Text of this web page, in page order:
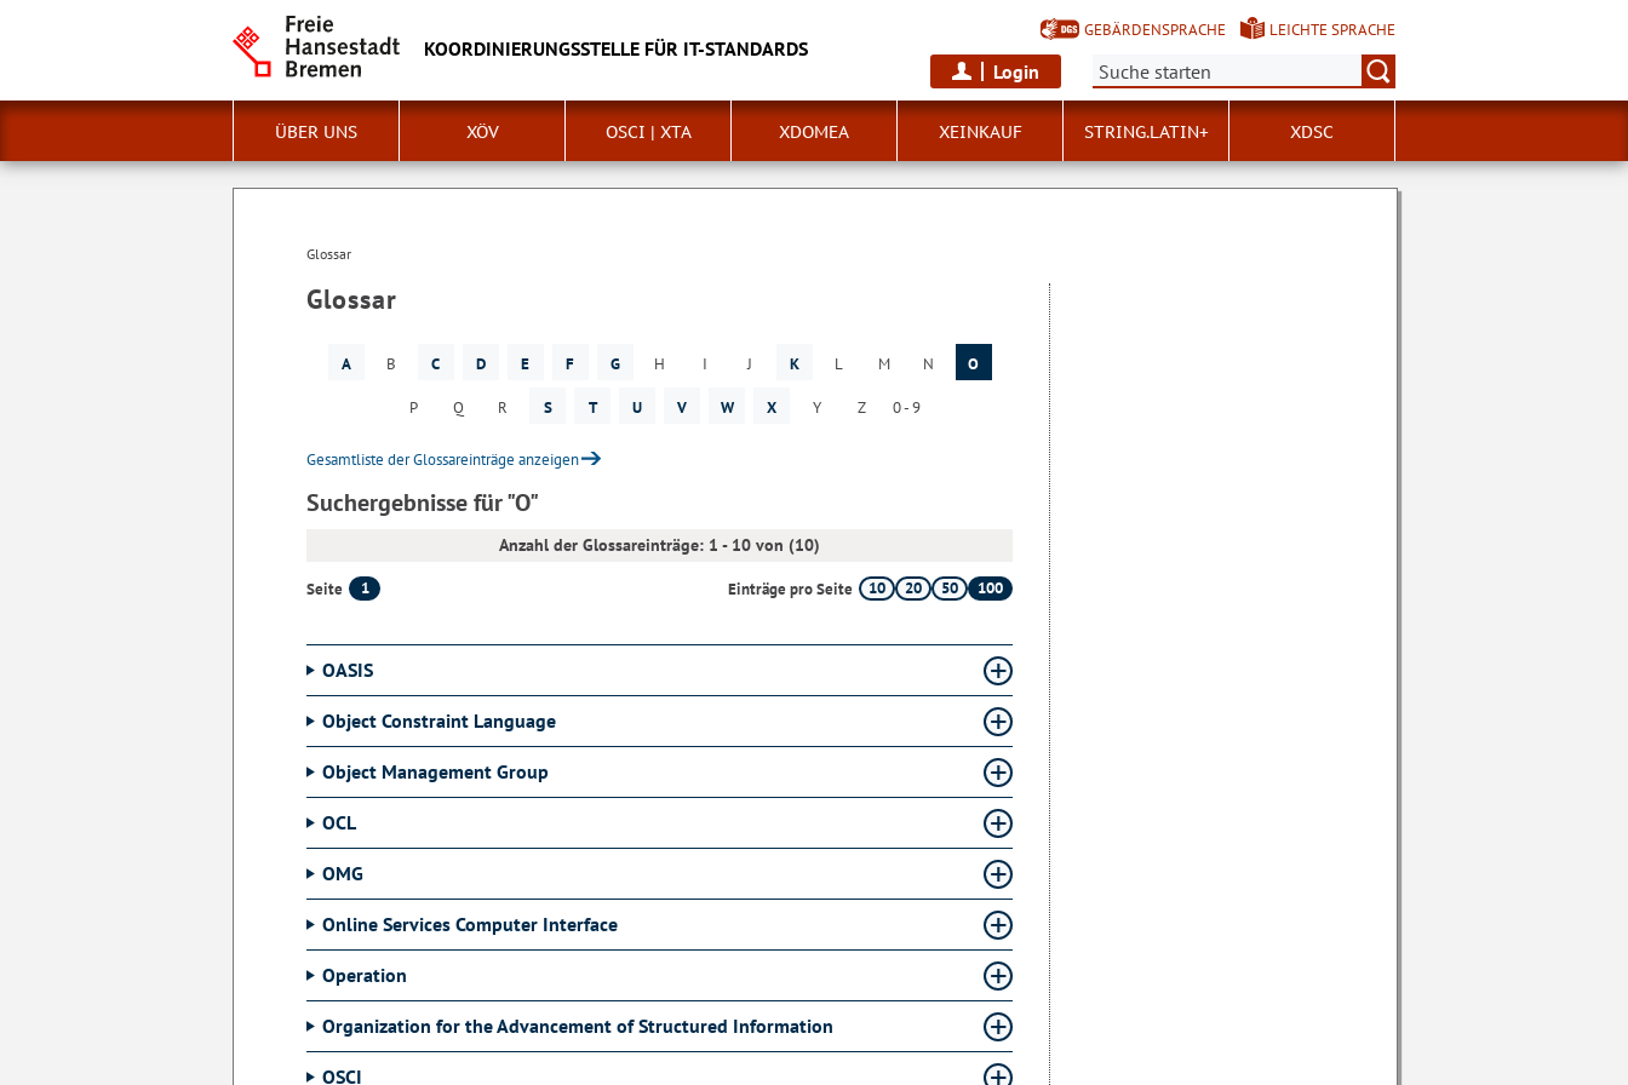
KOORDINIERUNGSSTELLE FÜR IT-STANDARDS
GEBÄRDENSPRACHE LEICHTE SPRACHE
Login Suche:
ÜBER UNS XÖV OSCI | XTA XDOMEA XEINKAUF STRING.LATIN+ XDSC
Glossar
Glossar
A B C D E F G H I J K L M N O
P Q R S T U V W X Y Z 0 - 9
Gesamtliste der Glossareinträge anzeigen
Suchergebnisse für "O"
Anzahl der Glossareinträge: 1 - 10 von (10)
Seite 1 Einträge pro Seite 10 20 50 100
OASIS
Object Constraint Language
Object Management Group
OCL
OMG
Online Services Computer Interface
Operation
Organization for the Advancement of Structured Information
OSCI